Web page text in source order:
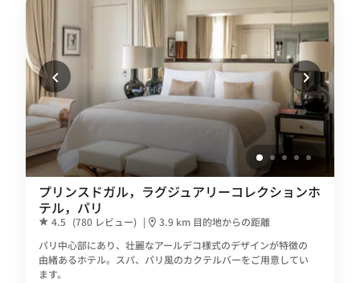
プリンスドガル，ラグジュアリーコレクションホ
テル，パリ
4.5 (780 レビュー) |
3.9 km 目的地からの距離
パリ中心部にあり、壮麗なアールデコ様式のデザインが特徴の
由緒あるホテル。スパ、パリ風のカクテルバーをご用意してい
ます。